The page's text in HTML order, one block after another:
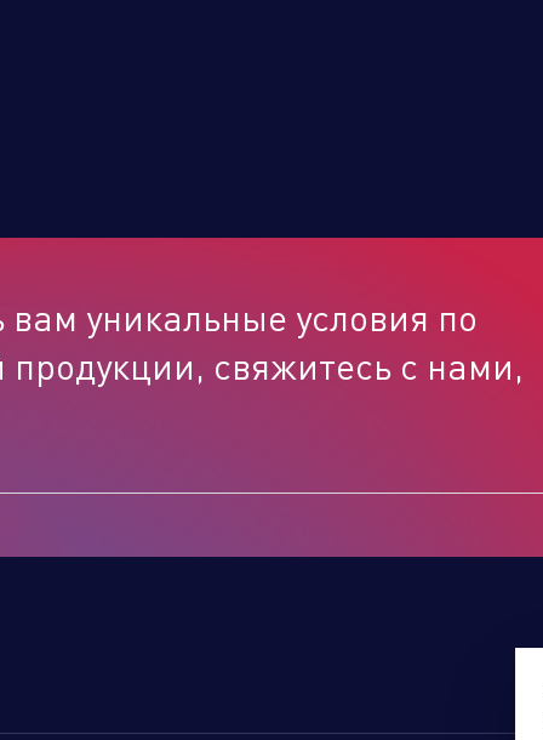
уникальные условия по
продукции, свяжитесь с нами,